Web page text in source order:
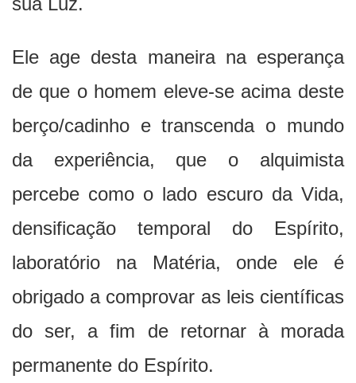
Ele age desta maneira na esperança
de que o homem eleve-se acima deste
berço/cadinho e transcenda o mundo
da experiência, que o alquimista
percebe como o lado escuro da Vida,
densificação temporal do Espírito,
laboratório na Matéria, onde ele é
obrigado a comprovar as leis científicas
do ser, a fim de retornar à morada
permanente do Espírito.